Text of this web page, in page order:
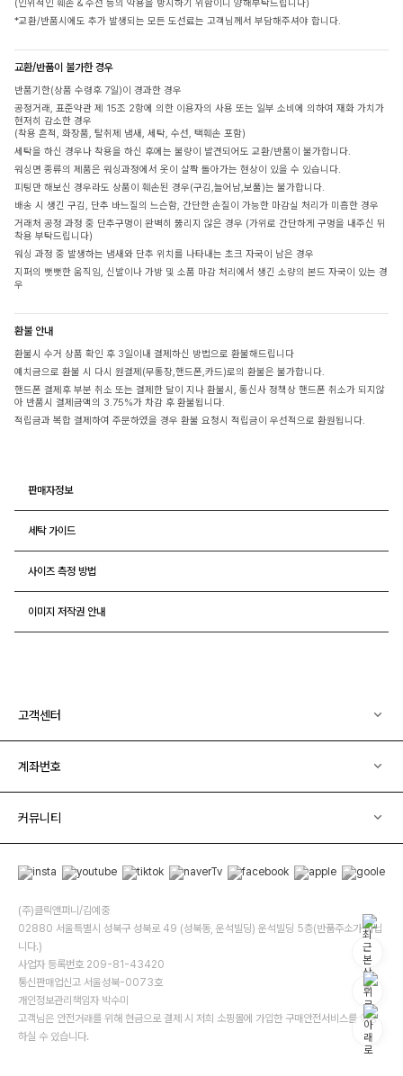
(인위적인 훼손 & 수선 등의 악용을 방지하기 위함이니 양해부탁드립니다)
*교환/반품시에도 추가 발생되는 모든 도선료는 고객님께서 부담해주셔야 합니다.
교환/반품이 불가한 경우
반품기한(상품 수령후 7일)이 경과한 경우
공정거래, 표준약관 제 15조 2항에 의한 이용자의 사용 또는 일부 소비에 의하여 재화 가치가
현저히 감소한 경우
(착용 흔적, 화장품, 탈취제 냄새, 세탁, 수선, 택훼손 포함)
세탁을 하신 경우나 착용을 하신 후에는 불량이 발견되어도 교환/반품이 불가합니다.
워싱면 종류의 제품은 워싱과정에서 옷이 살짝 돌아가는 현상이 있을 수 있습니다.
피팅만 해보신 경우라도 상품이 훼손된 경우(구김,늘어남,보풀)는 불가합니다.
배송 시 생긴 구김, 단추 바느질의 느슨함, 간단한 손질이 가능한 마감실 처리가 미흡한 경우
거래처 공정 과정 중 단추구멍이 완벽히 뚫리지 않은 경우 (가위로 간단하게 구멍을 내주신 뒤
착용 부탁드립니다)
워싱 과정 중 발생하는 냄새와 단추 위치를 나타내는 초크 자국이 남은 경우
지퍼의 뻣뻣한 움직임, 신발이나 가방 및 소품 마감 처리에서 생긴 소량의 본드 자국이 있는 경
우
환불 안내
환불시 수거 상품 확인 후 3일이내 결제하신 방법으로 환불해드립니다
예치금으로 환불 시 다시 원결제(무통장,핸드폰,카드)로의 환불은 불가합니다.
핸드폰 결제후 부분 취소 또는 결제한 달이 지나 환불시, 통신사 정책상 핸드폰 취소가 되지않
아 반품시 결제금액의 3.75%가 차감 후 환불됩니다.
적립금과 복합 결제하여 주문하였을 경우 환불 요청시 적립금이 우선적으로 환원됩니다.
판매자정보
세탁 가이드
사이즈 측정 방법
이미지 저작권 안내
고객센터
계좌번호
커뮤니티
(주)클릭앤퍼니/김예중
02880 서울특별시 성북구 성북로 49 (성북동, 운석빌딩) 운석빌딩 5층(반품주소가 아닙
니다.)
사업자 등록번호 209-81-43420
통신판매업신고 서울성북-0073호
개인정보관리책임자 박수미
고객님은 안전거래를 위해 현금으로 결제 시 저희 소핑몰에 가입한 구매안전서비스를 이용
하실 수 있습니다.